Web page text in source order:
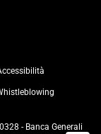
- Banca Generali